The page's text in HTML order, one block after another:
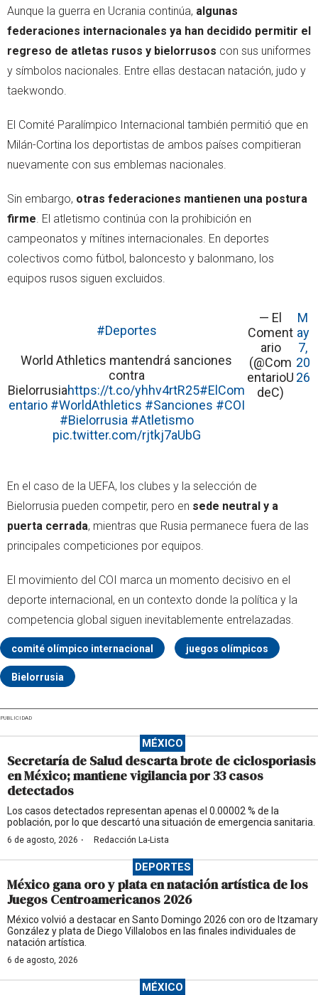
Aunque la guerra en Ucrania continúa, algunas
federaciones internacionales ya han decidido permitir el
regreso de atletas rusos y bielorrusos con sus uniformes
y símbolos nacionales. Entre ellas destacan natación, judo y
taekwondo.
El Comité Paralímpico Internacional también permitió que en
Milán-Cortina los deportistas de ambos países compitieran
nuevamente con sus emblemas nacionales.
Sin embargo, otras federaciones mantienen una postura
firme. El atletismo continúa con la prohibición en
campeonatos y mítines internacionales. En deportes
colectivos como fútbol, baloncesto y balonmano, los
equipos rusos siguen excluidos.
#Deportes
World Athletics mantendrá sanciones
contra
Bielorrusiahttps://t.co/yhhv4rtR25#ElCom
entario #WorldAthletics #Sanciones #COI
#Bielorrusia #Atletismo
pic.twitter.com/rjtkj7aUbG
— El
Coment
ario
(@Com
entarioU
deC)
M
ay
7,
20
26
En el caso de la UEFA, los clubes y la selección de
Bielorrusia pueden competir, pero en sede neutral y a
puerta cerrada, mientras que Rusia permanece fuera de las
principales competiciones por equipos.
El movimiento del COI marca un momento decisivo en el
deporte internacional, en un contexto donde la política y la
competencia global siguen inevitablemente entrelazadas.
comité olímpico internacional juegos olímpicos
Bielorrusia
PUBLICIDAD
MÉXICO
Secretaría de Salud descarta brote de ciclosporiasis
en México; mantiene vigilancia por 33 casos
detectados
Los casos detectados representan apenas el 0.00002 % de la
población, por lo que descartó una situación de emergencia sanitaria.
6 de agosto, 2026 · Redacción La-Lista
DEPORTES
México gana oro y plata en natación artística de los
Juegos Centroamericanos 2026
México volvió a destacar en Santo Domingo 2026 con oro de Itzamary
González y plata de Diego Villalobos en las finales individuales de
natación artística.
6 de agosto, 2026
MÉXICO